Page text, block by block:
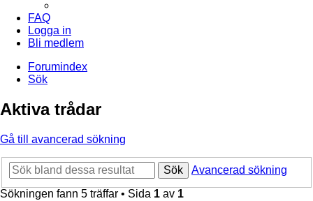
FAQ
Logga in
Bli medlem
Forumindex
Sök
Aktiva trådar
Gå till avancerad sökning
Sök
Avancerad sökning
Sökningen fann 5 träffar • Sida 1 av 1